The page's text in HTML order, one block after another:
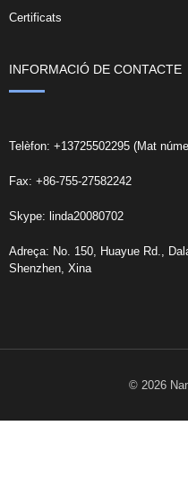
Certificats
INFORMACIÓ DE CONTACTE
Telèfon: +13725502295 (Mat
Fax: +86-755-27582242
Skype: linda20080702
Adreça: No. 150, Huayue Rd.,
Shenzhen, Xina
© 2026